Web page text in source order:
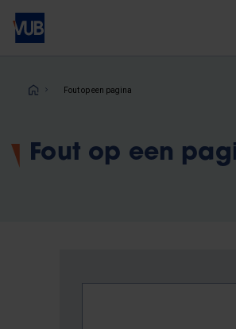
Overslaan
naar
inhoudKruimelpad
Fout op een pagina
Fout op een